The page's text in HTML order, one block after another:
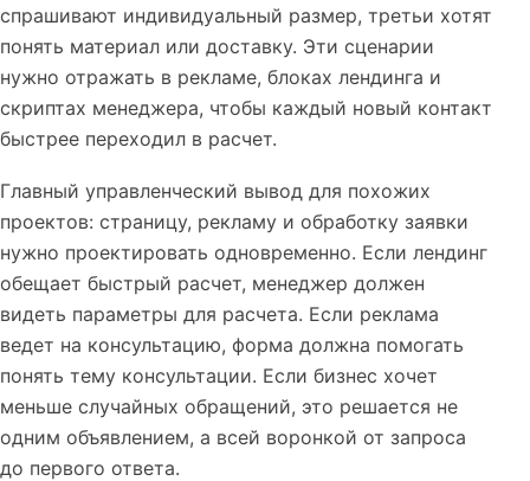
спрашивают индивидуальный размер, третьи хотят
понять материал или доставку. Эти сценарии
нужно отражать в рекламе, блоках лендинга и
скриптах менеджера, чтобы каждый новый контакт
быстрее переходил в расчет.
Главный управленческий вывод для похожих
проектов: страницу, рекламу и обработку заявки
нужно проектировать одновременно. Если лендинг
обещает быстрый расчет, менеджер должен
видеть параметры для расчета. Если реклама
ведет на консультацию, форма должна помогать
понять тему консультации. Если бизнес хочет
меньше случайных обращений, это решается не
одним объявлением, а всей воронкой от запроса
до первого ответа.